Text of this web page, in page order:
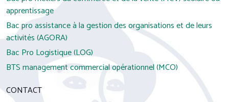
apprentissage
Bac pro assistance à la gestion des organisations et de leurs
activités (AGORA)
Bac Pro Logistique (LOG)
BTS management commercial opérationnel (MCO)
CONTACT